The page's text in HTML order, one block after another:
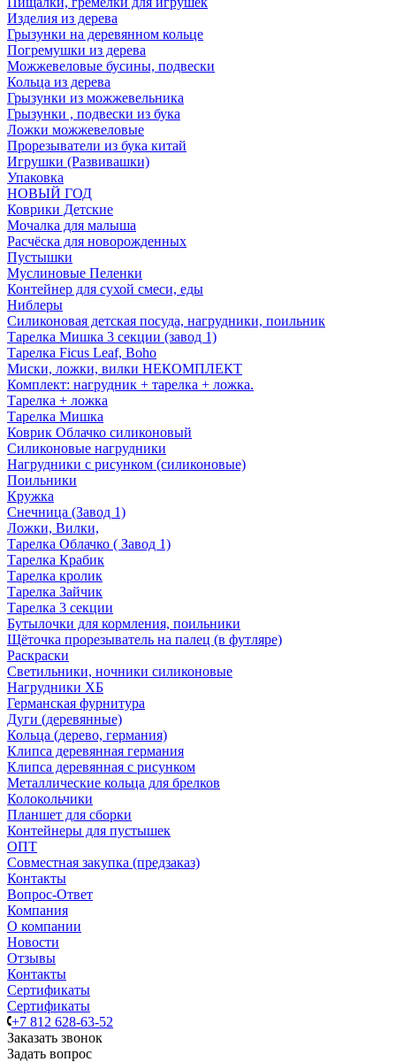
Изделия из дерева
Грызунки на деревянном кольце
Погремушки из дерева
Можжевеловые бусины, подвески
Кольца из дерева
Грызунки из можжевельника
Грызунки , подвески из бука
Ложки можжевеловые
Прорезыватели из бука китай
Игрушки (Развивашки)
Упаковка
НОВЫЙ ГОД
Коврики Детские
Мочалка для малыша
Расчёска для новорожденных
Пустышки
Муслиновые Пеленки
Контейнер для сухой смеси, еды
Ниблеры
Силиконовая детская посуда, нагрудники, поильник
Тарелка Мишка 3 секции (завод 1)
Тарелка Ficus Leaf, Boho
Миски, ложки, вилки НЕКОМПЛЕКТ
Комплект: нагрудник + тарелка + ложка.
Тарелка + ложка
Тарелка Мишка
Коврик Облачко силиконовый
Силиконовые нагрудники
Нагрудники с рисунком (силиконовые)
Поильники
Кружка
Снечница (Завод 1)
Ложки, Вилки,
Тарелка Облачко ( Завод 1)
Тарелка Крабик
Тарелка кролик
Тарелка Зайчик
Тарелка 3 секции
Бутылочки для кормления, поильники
Щёточка прорезыватель на палец (в футляре)
Раскраски
Светильники, ночники силиконовые
Нагрудники ХБ
Германская фурнитура
Дуги (деревянные)
Кольца (дерево, германия)
Клипса деревянная германия
Клипса деревянная с рисунком
Металлические кольца для брелков
Колокольчики
Планшет для сборки
Контейнеры для пустышек
ОПТ
Совместная закупка (предзаказ)
Контакты
Вопрос-Ответ
Компания
О компании
Новости
Отзывы
Контакты
Сертификаты
Сертификаты
+7 812 628-63-52
Заказать звонок
Задать вопрос